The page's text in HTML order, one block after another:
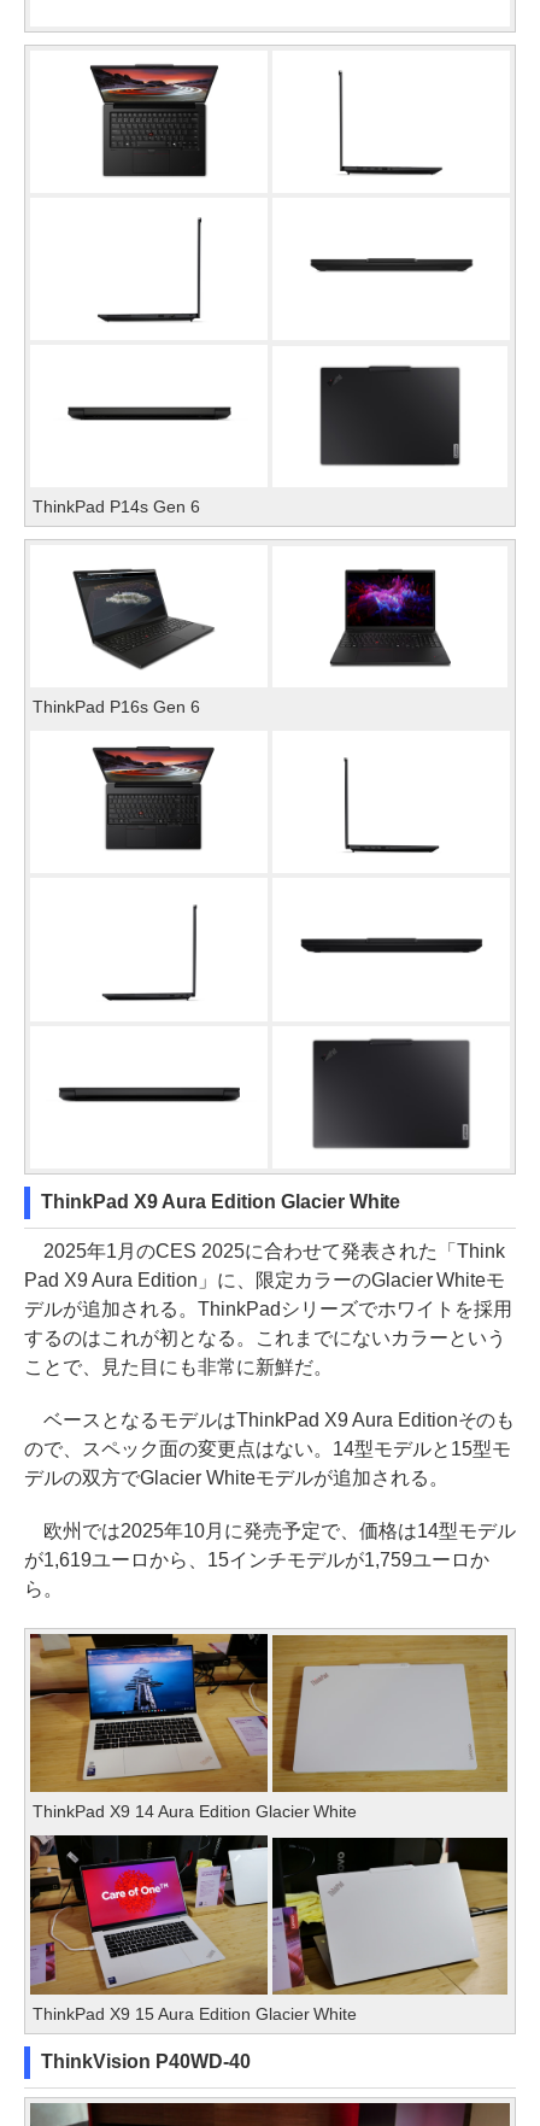
ThinkPad P14s Gen 6
ThinkPad P16s Gen 6
ThinkPad X9 Aura Edition Glacier White
2025年1月のCES 2025に合わせて発表された「Think
Pad X9 Aura Edition」に、限定カラーのGlacier Whiteモ
デルが追加される。ThinkPadシリーズでホワイトを採用
するのはこれが初となる。これまでにないカラーという
ことで、見た目にも非常に新鮮だ。
ベースとなるモデルはThinkPad X9 Aura Editionそのも
ので、スペック面の変更点はない。14型モデルと15型モ
デルの双方でGlacier Whiteモデルが追加される。
欧州では2025年10月に発売予定で、価格は14型モデル
が1,619ユーロから、15インチモデルが1,759ユーロか
ら。
ThinkPad X9 14 Aura Edition Glacier White
ThinkPad X9 15 Aura Edition Glacier White
ThinkVision P40WD-40